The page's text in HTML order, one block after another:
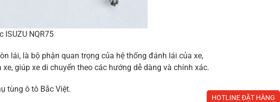
ISUZU NQR75
lái, là bộ phận quan trọng của hệ thống đánh lái của xe,
giúp xe di chuyển theo các hướng dễ dàng và chính xác.
tùng ô tô Bắc Việt.
HOTLINE ĐẶT HÀNG